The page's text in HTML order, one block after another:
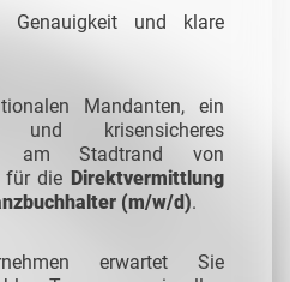
Genauigkeit und klare
Mandanten, ein
und krisensicheres
am Stadtrand von
für die Direktvermittlung
(m/w/d).
erwartet Sie